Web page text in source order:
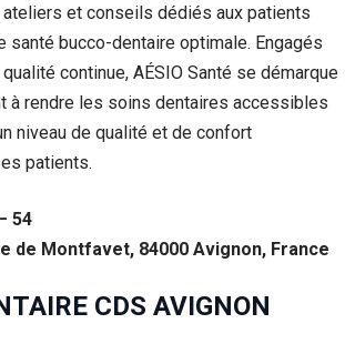
ateliers et conseils dédiés aux patients
santé bucco-dentaire optimale. Engagés
continue, AÉSIO Santé se démarque
à rendre les soins dentaires accessibles
niveau de qualité et de confort
patients.
54
de Montfavet, 84000 Avignon, France
CDS AVIGNON